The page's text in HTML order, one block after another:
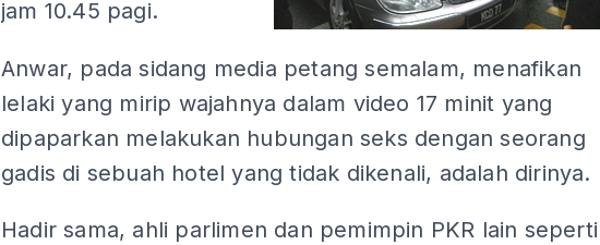
jam 10.45 pagi.
Anwar, pada sidang media petang semalam, menafikan
lelaki yang mirip wajahnya dalam video 17 minit yang
dipaparkan melakukan hubungan seks dengan seorang
gadis di sebuah hotel yang tidak dikenali, adalah dirinya.
Hadir sama, ahli parlimen dan pemimpin PKR lain seperti